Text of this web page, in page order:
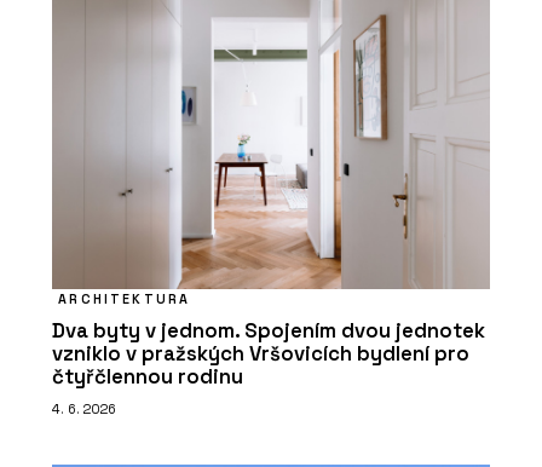
ARCHITEKTURA
Dva byty v jednom. Spojením dvou jednotek
vzniklo v pražských Vršovicích bydlení pro
čtyřčlennou rodinu
4. 6. 2026